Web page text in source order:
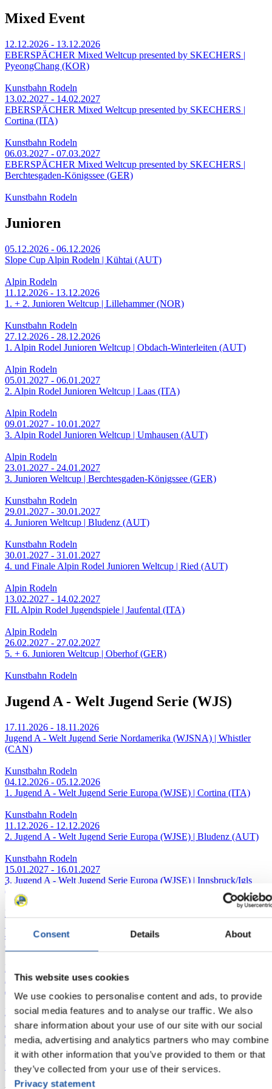
Consent Details About
This website uses cookies
We use cookies to personalise content and ads, to provide
social media features and to analyse our traffic. We also
share information about your use of our site with our social
media, advertising and analytics partners who may combine
it with other information that you’ve provided to them or that
they’ve collected from your use of their services.
Privacy statement
Mixed Event
12.12.2026 - 13.12.2026
EBERSPÄCHER Mixed Weltcup presented by SKECHERS |
PyeongChang (KOR)
Kunstbahn Rodeln
13.02.2027 - 14.02.2027
EBERSPÄCHER Mixed Weltcup presented by SKECHERS |
Cortina (ITA)
Kunstbahn Rodeln
06.03.2027 - 07.03.2027
EBERSPÄCHER Mixed Weltcup presented by SKECHERS |
Berchtesgaden-Königssee (GER)
Kunstbahn Rodeln
Junioren
05.12.2026 - 06.12.2026
Slope Cup Alpin Rodeln | Kühtai (AUT)
Alpin Rodeln
11.12.2026 - 13.12.2026
1. + 2. Junioren Weltcup | Lillehammer (NOR)
Kunstbahn Rodeln
27.12.2026 - 28.12.2026
1. Alpin Rodel Junioren Weltcup | Obdach-Winterleiten (AUT)
Alpin Rodeln
05.01.2027 - 06.01.2027
2. Alpin Rodel Junioren Weltcup | Laas (ITA)
Alpin Rodeln
09.01.2027 - 10.01.2027
3. Alpin Rodel Junioren Weltcup | Umhausen (AUT)
Alpin Rodeln
23.01.2027 - 24.01.2027
3. Junioren Weltcup | Berchtesgaden-Königssee (GER)
Kunstbahn Rodeln
29.01.2027 - 30.01.2027
4. Junioren Weltcup | Bludenz (AUT)
Kunstbahn Rodeln
30.01.2027 - 31.01.2027
4. und Finale Alpin Rodel Junioren Weltcup | Ried (AUT)
Alpin Rodeln
13.02.2027 - 14.02.2027
FIL Alpin Rodel Jugendspiele | Jaufental (ITA)
Alpin Rodeln
26.02.2027 - 27.02.2027
5. + 6. Junioren Weltcup | Oberhof (GER)
Kunstbahn Rodeln
Jugend A - Welt Jugend Serie (WJS)
17.11.2026 - 18.11.2026
Jugend A - Welt Jugend Serie Nordamerika (WJSNA) | Whistler
(CAN)
Kunstbahn Rodeln
04.12.2026 - 05.12.2026
1. Jugend A - Welt Jugend Serie Europa (WJSE) | Cortina (ITA)
Kunstbahn Rodeln
11.12.2026 - 12.12.2026
2. Jugend A - Welt Jugend Serie Europa (WJSE) | Bludenz (AUT)
Kunstbahn Rodeln
15.01.2027 - 16.01.2027
3. Jugend A - Welt Jugend Serie Europa (WJSE) | Innsbruck/Igls
(AUT)
Kunstbahn Rodeln
4. + 5. Jugend A - Welt Jugend Serie Europa (WJSE) | Altenberg
(GER)
Kunstbahn Rodeln
26.02.2027 - 27.02.2027
Jugend A - Welt Jugend Serie Asien (WJSA) | PyeongChang (KOR)
Kunstbahn Rodeln
20.03.2027 - 21.03.2027
Jugend A - Welt Jugend Serie Nordamerika (WJSNA) | Lake Placid
(USA)
Kunstbahn Rodeln